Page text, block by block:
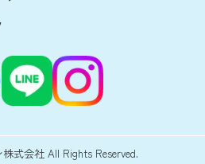
式会社 All Rights Reserved.